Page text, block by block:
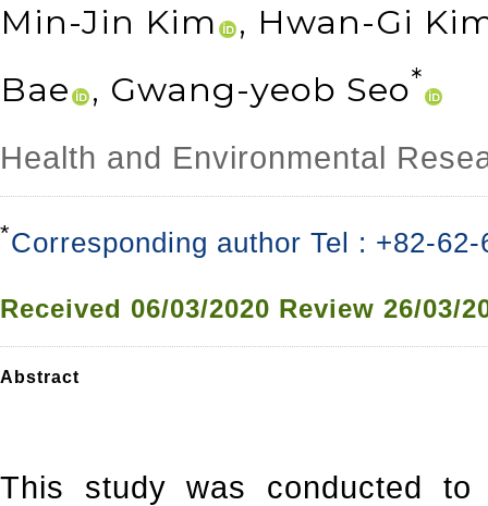
Min-Jin Kim
, Hwan-Gi
Bae
, Gwang-yeob Seo*
Health and Environmental
*Corresponding author Tel : +82-
Received 06/03/2020 Review 26/03/
Abstract
This study was conducted